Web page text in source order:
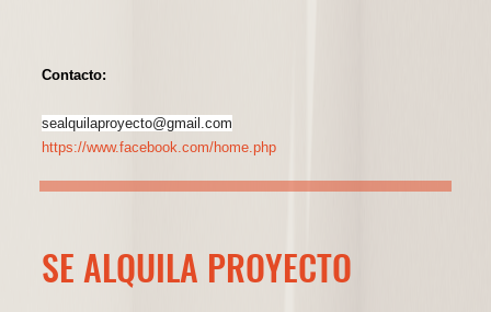
Contacto:
sealquilaproyecto@gmail.com
https://www.facebook.com/home.php
SE ALQUILA PROYECTO